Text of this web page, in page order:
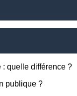
: quelle différence ?
publique ?